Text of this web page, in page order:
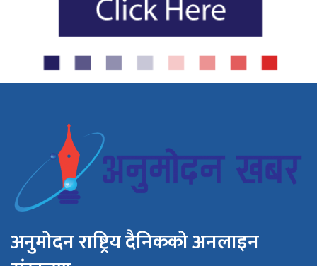
अनुमोदन राष्ट्रिय दैनिकको अनलाइन